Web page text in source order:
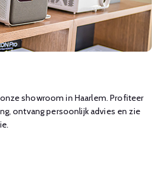
showroom in Haarlem. Profiteer
ontvang persoonlijk advies en zie